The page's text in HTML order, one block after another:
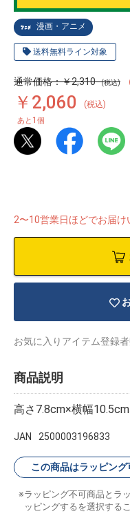
漫画・アニメ
送料無料ライン対象
通常価格：￥2,310 (税込)
￥2,060 (税込)
あと 1 個
2〜10営業日ほどでお届け
お気に入りアイテム登録者
商品説明
高さ7.8cm×横幅
JAN 2500003196833
この商品はラッピン
ラッピング不可商品とラ
ッピングするを選択する
ーター
ッズ